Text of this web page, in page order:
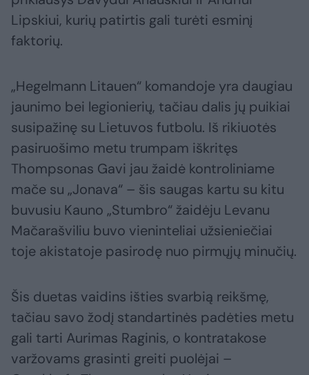
Lipskiui, kurių patirtis gali turėti esminį
faktorių.
„Hegelmann Litauen“ komandoje yra daugiau
jaunimo bei legionierių, tačiau dalis jų puikiai
susipažinę su Lietuvos futbolu. Iš rikiuotės
pasiruošimo metu trumpam iškritęs
Thompsonas Gavi jau žaidė kontroliniame
mače su „Jonava“ – šis saugas kartu su kitu
buvusiu Kauno „Stumbro“ žaidėju Levanu
Mačarašviliu buvo vieninteliai užsieniečiai
toje akistatoje pasirodę nuo pirmųjų minučių.
Šis duetas vaidins išties svarbią reikšmę,
tačiau savo žodį standartinės padėties metu
gali tarti Aurimas Raginis, o kontratakose
varžovams grasinti greiti puolėjai –